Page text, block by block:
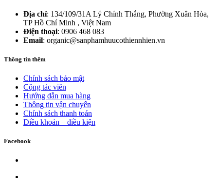
Địa chỉ: 134/109/31A Lý Chính Thắng, Phường Xuân Hòa,
TP Hồ Chí Minh , Việt Nam
Điện thoại: 0906 468 083
Email: organic@sanphamhuucothiennhien.vn
Thông tin thêm
Chính sách bảo mật
Cộng tác viên
Hướng dẫn mua hàng
Thông tin vận chuyển
Chính sách thanh toán
Điều khoản – điều kiện
Facebook